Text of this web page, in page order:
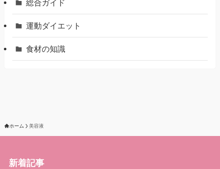
総合ガイド
運動ダイエット
食材の知識
ホーム 美容液
新着記事